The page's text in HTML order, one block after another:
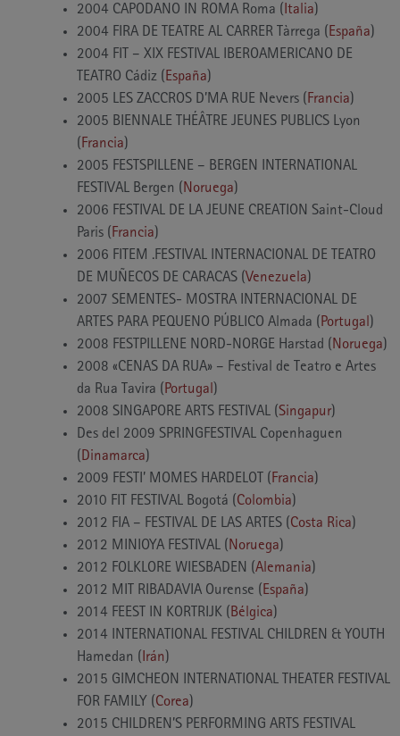
2004 CAPODANO IN ROMA Roma (Italia)
2004 FIRA DE TEATRE AL CARRER Tàrrega (España)
2004 FIT – XIX FESTIVAL IBEROAMERICANO DE
TEATRO Cádiz (España)
2005 LES ZACCROS D’MA RUE Nevers (Francia)
2005 BIENNALE THÉÂTRE JEUNES PUBLICS Lyon
(Francia)
2005 FESTSPILLENE – BERGEN INTERNATIONAL
FESTIVAL Bergen (Noruega)
2006 FESTIVAL DE LA JEUNE CREATION Saint-Cloud
Paris (Francia)
2006 FITEM .FESTIVAL INTERNACIONAL DE TEATRO
DE MUÑECOS DE CARACAS (Venezuela)
2007 SEMENTES- MOSTRA INTERNACIONAL DE
ARTES PARA PEQUENO PÚBLICO Almada (Portugal)
2008 FESTPILLENE NORD-NORGE Harstad (Noruega)
2008 «CENAS DA RUA» – Festival de Teatro e Artes
da Rua Tavira (Portugal)
2008 SINGAPORE ARTS FESTIVAL (Singapur)
Des del 2009 SPRINGFESTIVAL Copenhaguen
(Dinamarca)
2009 FESTI’ MOMES HARDELOT (Francia)
2010 FIT FESTIVAL Bogotá (Colombia)
2012 FIA – FESTIVAL DE LAS ARTES (Costa Rica)
2012 MINIOYA FESTIVAL (Noruega)
2012 FOLKLORE WIESBADEN (Alemania)
2012 MIT RIBADAVIA Ourense (España)
2014 FEEST IN KORTRIJK (Bélgica)
2014 INTERNATIONAL FESTIVAL CHILDREN & YOUTH
Hamedan (Irán)
2015 GIMCHEON INTERNATIONAL THEATER FESTIVAL
FOR FAMILY (Corea)
2015 CHILDREN’S PERFORMING ARTS FESTIVAL